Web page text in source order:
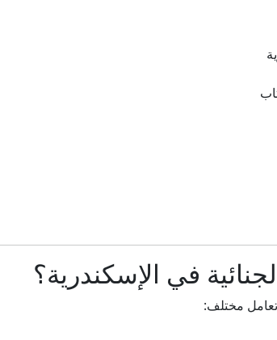
في الإسكندرية؟
تعامل مختلف: